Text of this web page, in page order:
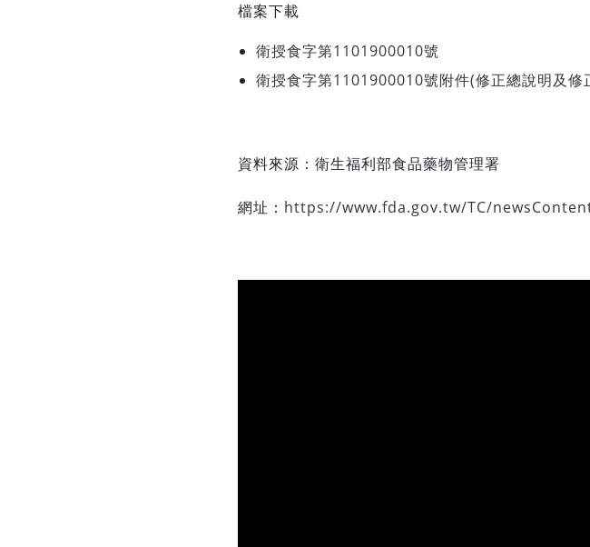
檔案下載
衛授食字第1101900010號
衛授食字第1101900010號附件(修正總說明及修
資料來源： 衛生福利部食品藥物管理署
網址： https://www.fda.gov.tw/TC/